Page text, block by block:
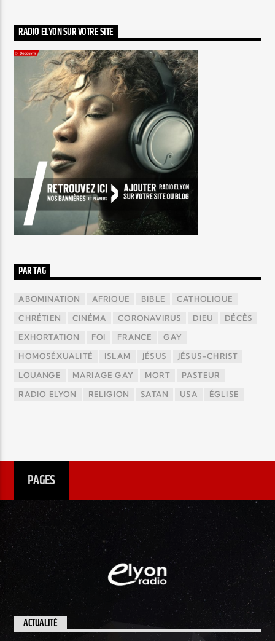
RADIO ELYON SUR VOTRE SITE
PAR TAG
ABOMINATION AFRIQUE BIBLE CATHOLIQUE
CHRÉTIEN CINÉMA CORONAVIRUS DIEU DÉCÈS
EXHORTATION FOI FRANCE GAY
HOMOSÉXUALITÉ ISLAM JÉSUS JÉSUS-CHRIST
LOUANGE MARIAGE GAY MORT PASTEUR
RADIO ELYON RELIGION SATAN USA ÉGLISE
PAGES
ACTUALITÉ